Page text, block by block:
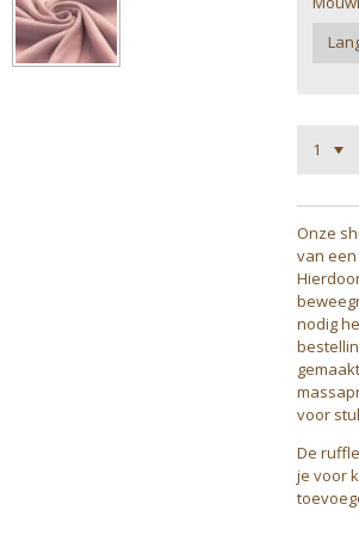
Onze
van
nodig
voor
De
je voor